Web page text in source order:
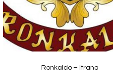
Ronkaldo – Itrana